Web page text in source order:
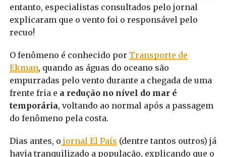
entanto, especialistas consultados pelo jornal
explicaram que o vento foi o responsável pelo
recuo!
O fenômeno é conhecido por Transporte de
Ekman, quando as águas do oceano são
empurradas pelo vento durante a chegada de uma
frente fria e a redução no nível do mar é
temporária, voltando ao normal após a passagem
do fenômeno pela costa.
Dias antes, o jornal El País (dentre tantos outros) já
havia tranquilizado a população, explicando que o